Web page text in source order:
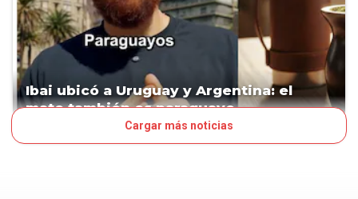
Ibai ubicó a Uruguay y Argentina: el
mate también es paraguayo
Cargar más noticias